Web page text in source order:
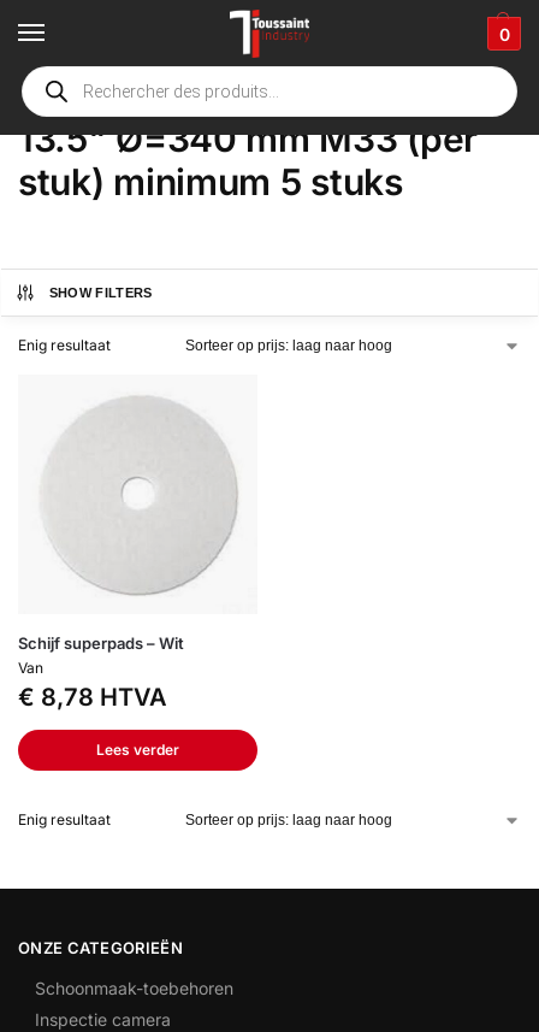
0
Home Winkel / Product Opties /
13.5" Ø=340 mm M33 (per
stuk) minimum 5 stuks
SHOW FILTERS
Enig resultaat
Schijf superpads – Wit
Van
€ 8,78 HTVA
Lees verder
Enig resultaat
ONZE CATEGORIEËN
Schoonmaak-toebehoren
Inspectie camera